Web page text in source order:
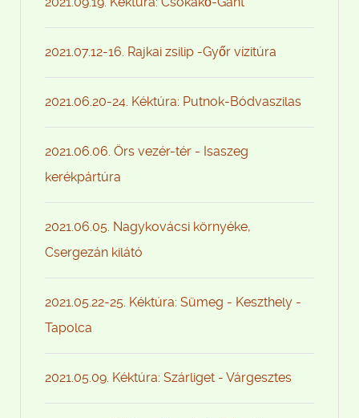
2021.07.12-16. Rajkai zsilip -Győr vízitúra
2021.06.20-24. Kéktúra: Putnok-Bódvaszilas
2021.06.06. Örs vezér-tér - Isaszeg
kerékpártúra
2021.06.05. Nagykovácsi környéke,
Csergezán kilátó
2021.05.22-25. Kéktúra: Sümeg - Keszthely -
Tapolca
2021.05.09. Kéktúra: Szárliget - Várgesztes